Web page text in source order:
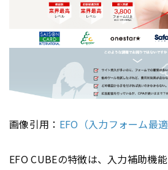
画像引用： EFO（入力フォーム最
EFO CUBEの特徴は、入力補助機